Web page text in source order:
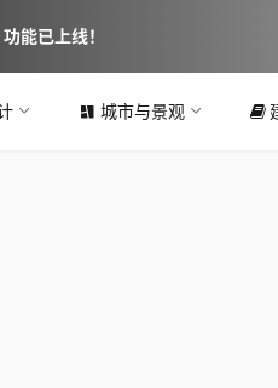
城市与景观
能已上线！